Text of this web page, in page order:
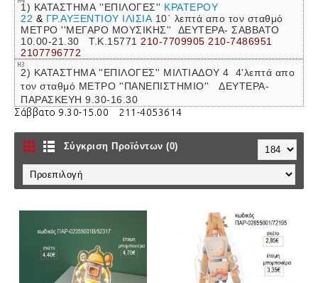
1) ΚΑΤΑΣΤΗΜΑ ''ΕΠΙΛΟΓΕΣ'' ΚΡΑΤΕΡΟΥ
22 & ΓΡ.ΑΥΞΕΝΤΙΟΥ ΙΛΙΣΙΑ 10΄ λεπτά απο τον σταθμό
ΜΕΤΡΟ ''ΜΕΓΑΡΟ ΜΟΥΣΙΚΗΣ''
ΔΕΥΤΕΡΑ- ΣΑΒΒΑΤΟ
10.00-21.30 Τ.Κ.15771 210-7709905 210-7486951
2107796772
2) ΚΑΤΑΣΤΗΜΑ ''ΕΠΙΛΟΓΕΣ'' ΜΙΛΤΙΑΔΟΥ 4 4'λεπτά απο
τον σταθμό ΜΕΤΡΟ ''ΠΑΝΕΠΙΣΤΗΜΙΟ'' ΔΕΥΤΕΡΑ-
ΠΑΡΑΣΚΕΥΗ 9.30-16.30
Σάββατο 9.30-15.00 211-4053614
Σύγκριση Προϊόντων (0)